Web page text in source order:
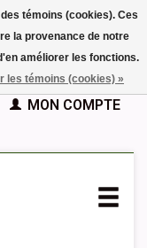
EUR
GBPFrançais
Nederlands
Español
PANIER (€0,00)
MON COMPTE
témoins (cookies). Ces
la provenance de notre
améliorer les fonctions.
les témoins (cookies) »